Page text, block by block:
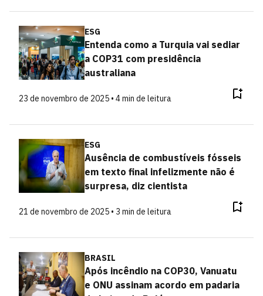
ESG
Entenda como a Turquia vai sediar
a COP31 com presidência
australiana
23 de novembro de 2025 • 4 min de leitura
ESG
Ausência de combustíveis fósseis
em texto final infelizmente não é
surpresa, diz cientista
21 de novembro de 2025 • 3 min de leitura
BRASIL
Após incêndio na COP30, Vanuatu
e ONU assinam acordo em padaria